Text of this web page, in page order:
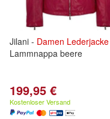
Jilani - Damen Lederjacke
Lammnappa beere
199,95 €
Kostenloser Versand